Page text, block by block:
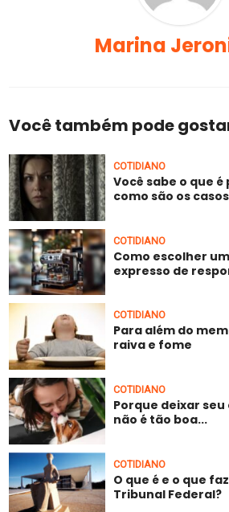
Marina
Você também pode
COTIDIANO
Você sabe o que
como são os
COTIDIANO
Como escolher
expresso de
COTIDIANO
Para além do
raiva e fome
COTIDIANO
Porque deixar
não é tão boa...
COTIDIANO
O que é e o que
Tribunal Federal?